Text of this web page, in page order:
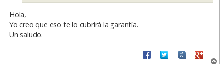
Hola,
Yo creo que eso te lo cubrirá la garantía.
Un saludo.